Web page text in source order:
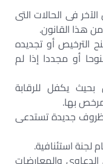
فى الحالات التى
هذا القانون.
الترخيص أو تجديده
أو مجددا إذا لم
يكفل للرقابة
بها.
ظروف جديدة تستدعى
لجنة استئنافية.
والمعارضات